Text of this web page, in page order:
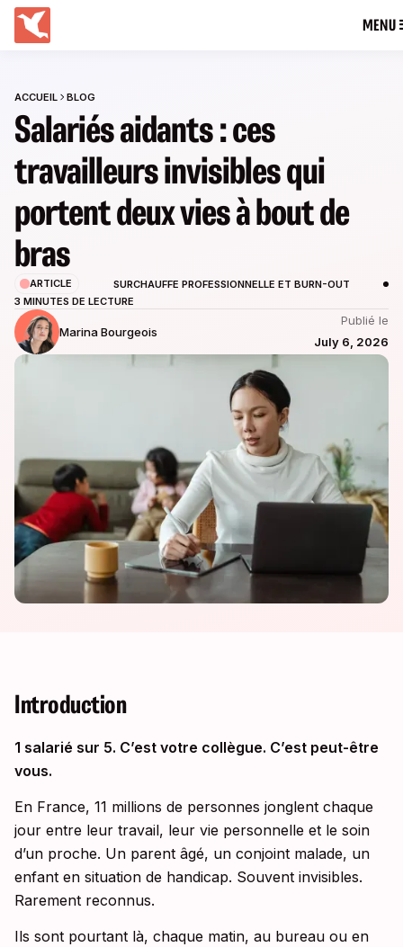
MENU
ACCUEIL BLOG
Salariés aidants : ces
travailleurs invisibles qui
portent deux vies à bout de
bras
ARTICLE
SURCHAUFFE PROFESSIONNELLE ET BURN-OUT
3 MINUTES DE LECTURE
Marina Bourgeois
Publié le
July 6, 2026
Introduction
1 salarié sur 5. C’est votre collègue. C’est peut-être
vous.
En France, 11 millions de personnes jonglent chaque
jour entre leur travail, leur vie personnelle et le soin
d’un proche. Un parent âgé, un conjoint malade, un
enfant en situation de handicap. Souvent invisibles.
Rarement reconnus.
Ils sont pourtant là, chaque matin, au bureau ou en